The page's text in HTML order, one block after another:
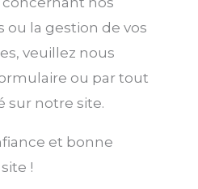
ou la gestion de vos
veuillez nous
ou par tout
sur notre site.
et bonne
!